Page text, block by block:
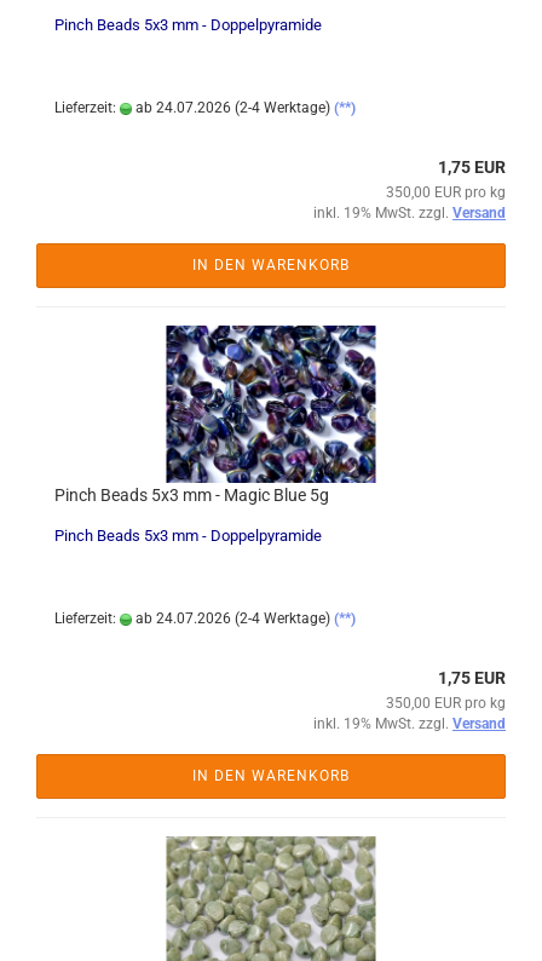
Pinch Beads 5x3 mm - Doppelpyramide
Lieferzeit: ab 24.07.2026 (2-4 Werktage) (**)
1,75 EUR
350,00 EUR pro kg
inkl. 19% MwSt. zzgl. Versand
IN DEN WARENKORB
Pinch Beads 5x3 mm - Magic Blue 5g
Pinch Beads 5x3 mm - Doppelpyramide
Lieferzeit: ab 24.07.2026 (2-4 Werktage) (**)
1,75 EUR
350,00 EUR pro kg
inkl. 19% MwSt. zzgl. Versand
IN DEN WARENKORB